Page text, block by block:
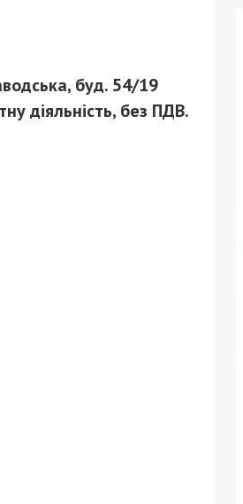
буд. 54/19
діяльність, без ПДВ.